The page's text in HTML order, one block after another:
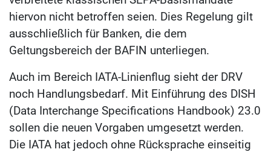
hiervon nicht betroffen seien. Dies Regelung gilt
ausschließlich für Banken, die dem
Geltungsbereich der BAFIN unterliegen.
Auch im Bereich IATA-Linienflug sieht der DRV
noch Handlungsbedarf. Mit Einführung des DISH
(Data Interchange Specifications Handbook) 23.0
sollen die neuen Vorgaben umgesetzt werden.
Die IATA hat jedoch ohne Rücksprache einseitig